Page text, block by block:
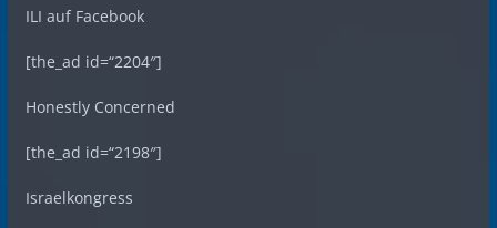
ILI auf Facebook
[the_ad id=“2204″]
Honestly Concerned
[the_ad id=“2198″]
Israelkongress